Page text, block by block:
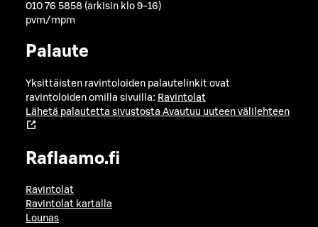
010 76 5858 (arkisin klo 9-16)
pvm/mpm
Palaute
Yksittäisten ravintoloiden palautelinkit ovat
ravintoloiden omilla sivuilla: Ravintolat
Lähetä palautetta sivustosta Avautuu uuteen välilehteen
Raflaamo.fi
Ravintolat
Ravintolat kartalla
Lounas